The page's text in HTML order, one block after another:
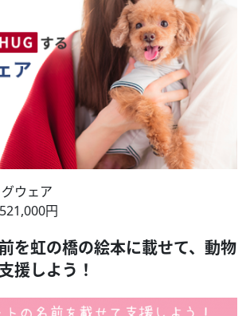
ウェア
円
を虹の橋の絵本に載せて、動物
援しよう！